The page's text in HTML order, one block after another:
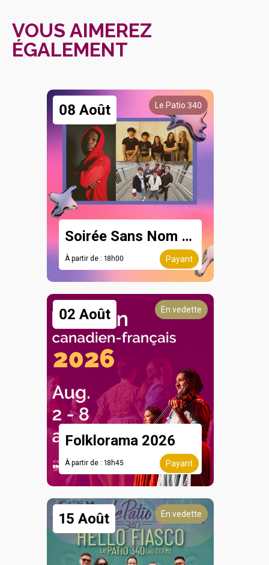
VOUS AIMEREZ
ÉGALEMENT
08 Août Le Patio 340
Soirée Sans Nom - 8 août
À partir de : 18h00 Payant
02 Août En vedette
Folklorama 2026
À partir de : 18h45 Payant
15 Août En vedette